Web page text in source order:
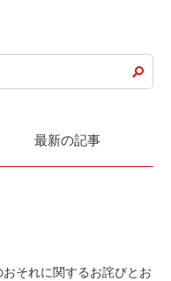
最新の記事
それに関するお詫びとお